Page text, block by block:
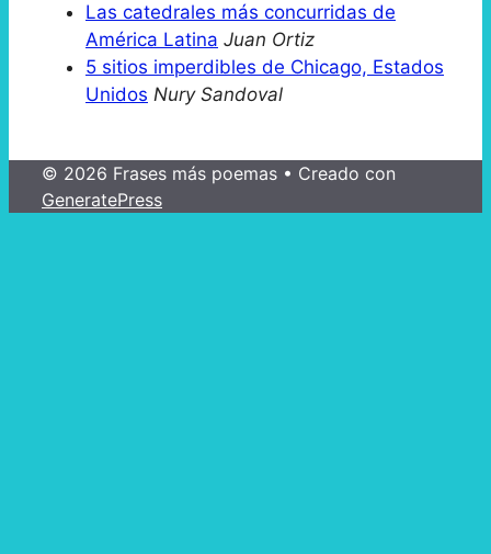
Las catedrales más concurridas de
América Latina Juan Ortiz
5 sitios imperdibles de Chicago, Estados
Unidos Nury Sandoval
© 2026 Frases más poemas • Creado con
GeneratePress